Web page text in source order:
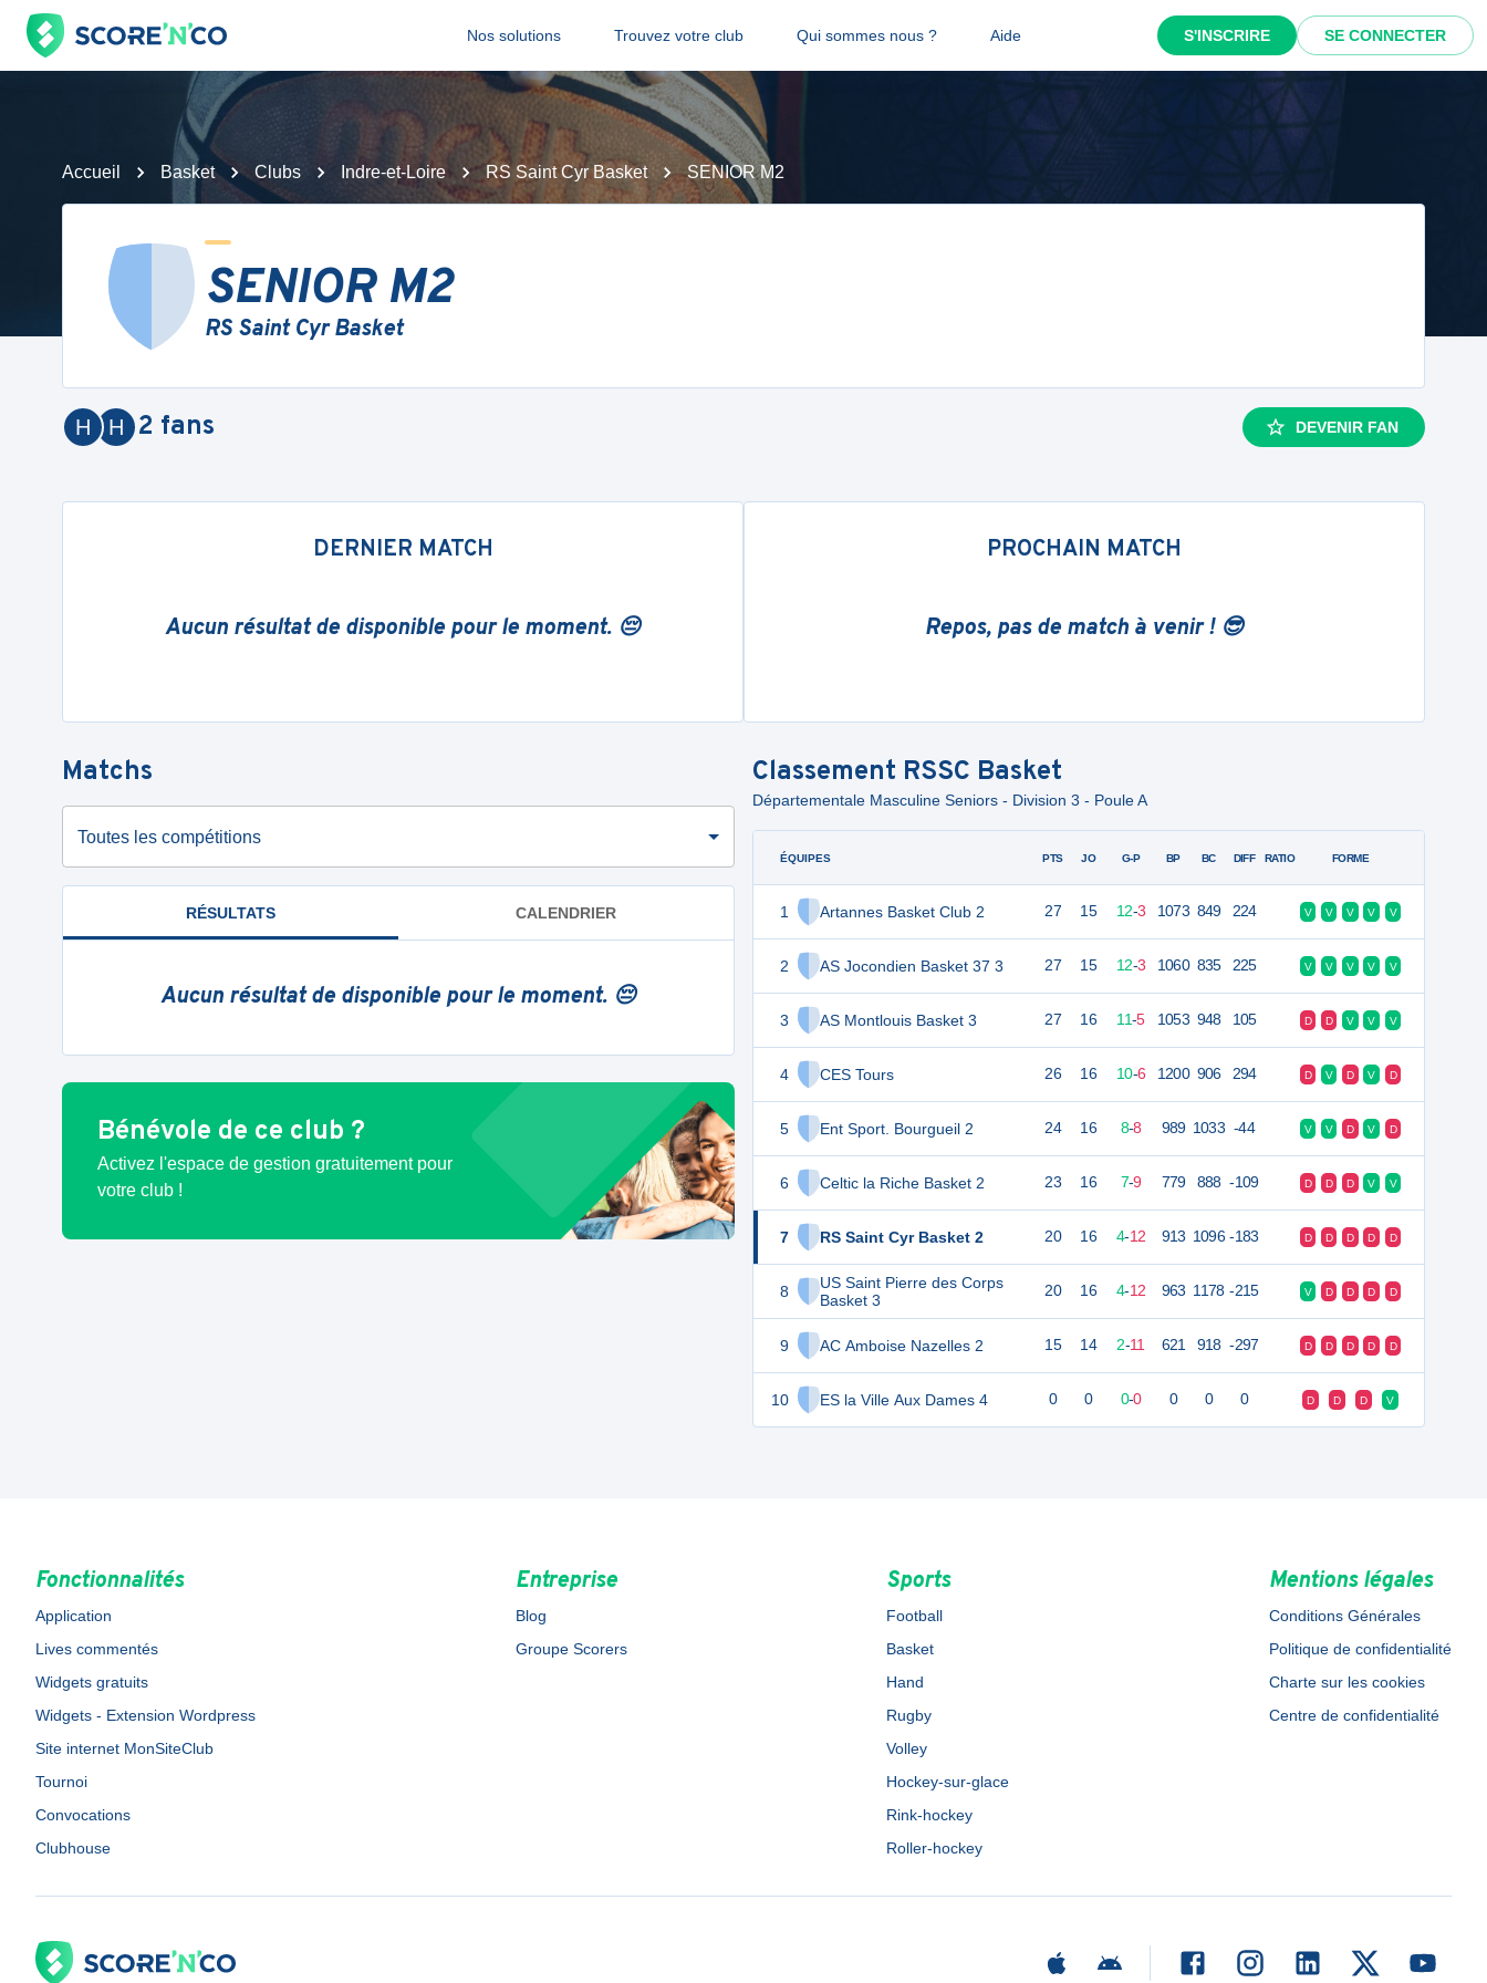
Nos solutions Trouvez votre club Qui sommes nous ? Aide S'INSCRIRE SE CONNECTER
Accueil Basket Clubs Indre-et-Loire RS Saint Cyr Basket SENIOR M2
SENIOR M2
RS Saint Cyr Basket
H
H 2 fans DEVENIR FAN
DERNIER MATCH
Aucun résultat de disponible pour le moment. 😔
PROCHAIN MATCH
Repos, pas de match à venir ! 😎
Matchs
Toutes les compétitions
RÉSULTATS CALENDRIER
Aucun résultat de disponible pour le moment. 😔
Bénévole de ce club ?
Activez l'espace de gestion gratuitement pour
votre club !
Classement RSSC Basket
Départementale Masculine Seniors - Division 3 - Poule A
ÉQUIPES
1 Artannes Basket Club 2
2 AS Jocondien Basket 37 3
3 AS Montlouis Basket 3
4 CES Tours
5 Ent Sport. Bourgueil 2
6 Celtic la Riche Basket 2
7 RS Saint Cyr Basket 2
8
US Saint Pierre des Corps
Basket 3
9 AC Amboise Nazelles 2
10 ES la Ville Aux Dames 4
PTS JO G-P BP BC DIFF RATIO FORME
27 15 12-3 1073 849 224 V V V V V
27 15 12-3 1060 835 225 V V V V V
27 16 11-5 1053 948 105 D D V V V
26 16 10-6 1200 906 294 D V D V D
24 16 8-8 989 1033 -44 V V D V D
23 16 7-9 779 888 -109 D D D V V
20 16 4-12 913 1096 -183 D D D D D
20 16 4-12 963 1178 -215 V D D D D
15 14 2-11 621 918 -297 D D D D D
0 0 0-0 0 0 0 D D D V
Fonctionnalités
Application
Lives commentés
Widgets gratuits
Widgets - Extension Wordpress
Site internet MonSiteClub
Tournoi
Convocations
Clubhouse
Entreprise
Blog
Groupe Scorers
Sports
Football
Basket
Hand
Rugby
Volley
Hockey-sur-glace
Rink-hockey
Roller-hockey
Mentions légales
Conditions Générales
Politique de confidentialité
Charte sur les cookies
Centre de confidentialité